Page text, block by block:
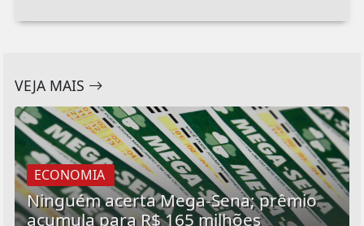
VEJA MAIS
ECONOMIA
Ninguém acerta Mega-Sena; prêmio
acumula para R$ 165 milhões